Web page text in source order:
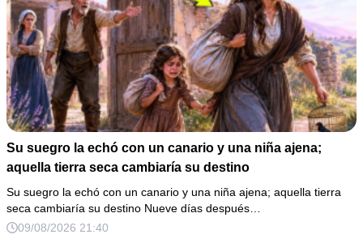
Su suegro la echó con un canario y una niña ajena;
aquella tierra seca cambiaría su destino
Su suegro la echó con un canario y una niña ajena; aquella tierra
seca cambiaría su destino Nueve días después…
09/08/2026 21:40